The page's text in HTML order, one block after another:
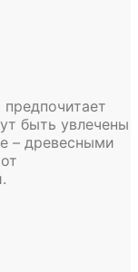
быть увлечены
– древесными